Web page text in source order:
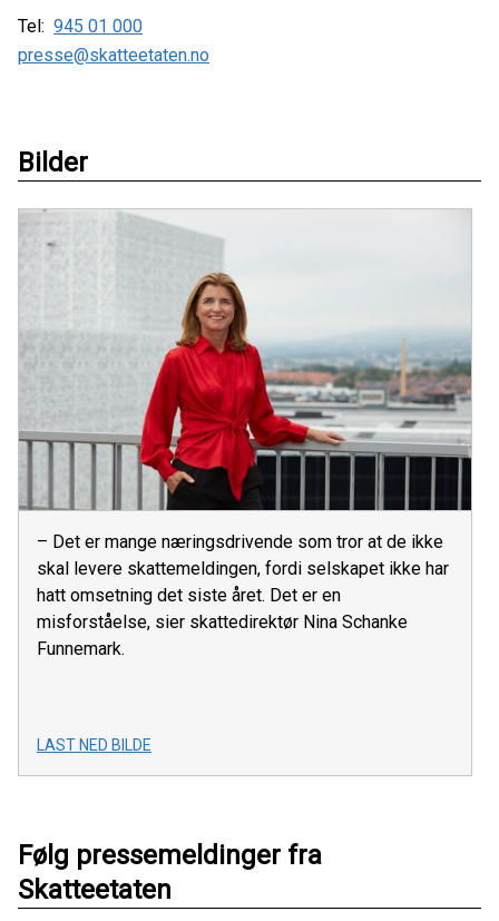
Tel: 945 01 000
presse@skatteetaten.no
Bilder
– Det er mange næringsdrivende som tror at de ikke
skal levere skattemeldingen, fordi selskapet ikke har
hatt omsetning det siste året. Det er en
misforståelse, sier skattedirektør Nina Schanke
Funnemark.
LAST NED BILDE
Følg pressemeldinger fra
Skatteetaten